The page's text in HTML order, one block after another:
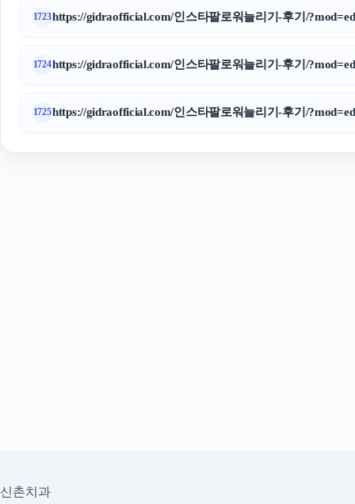
1723https://gidraofficial.com/인스타팔로워늘리기-후기/
1724https://gidraofficial.com/인스타팔로워늘리기-후기/
1725https://gidraofficial.com/인스타팔로워늘리기-후기/
신촌치과